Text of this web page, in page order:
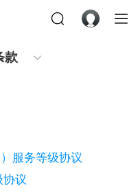
款
服务等级协议
议